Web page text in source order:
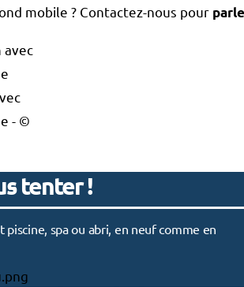
mobile ? Contactez-nous pour
- ©
tenter !
spa ou abri, en neuf comme en